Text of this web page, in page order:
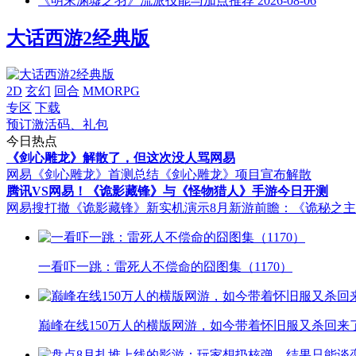
大话西游2经典版
2D 玄幻 回合 MMORPG
专区 下载
预订激活码、礼包
今日热点
《剑心雕龙》解散了，但这次没人骂网易
网易《剑心雕龙》首测总结 《剑心雕龙》项目宣布解散
腾讯VS网易！《诡影藏锋》与《怪物猎人》手游今日开测
网易搜打撤《诡影藏锋》新实机演示8月新游前瞻：《诡秘之
一看吓一跳：雷死人不偿命的囧图集（1170）
巅峰在线150万人的横版网游，如今带着怀旧服又杀回来